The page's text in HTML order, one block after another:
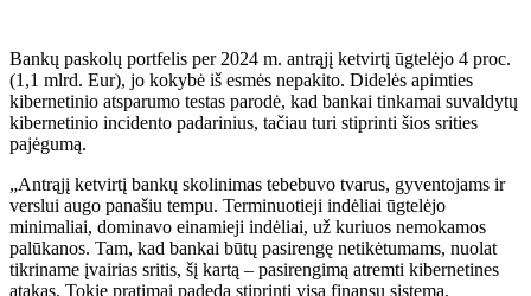
Bankų paskolų portfelis per 2024 m. antrąjį ketvirtį ūgtelėjo 4 proc.
(1,1 mlrd. Eur), jo kokybė iš esmės nepakito. Didelės apimties
kibernetinio atsparumo testas parodė, kad bankai tinkamai suvaldytų
kibernetinio incidento padarinius, tačiau turi stiprinti šios srities
pajėgumą.
„Antrąjį ketvirtį bankų skolinimas tebebuvo tvarus, gyventojams ir
verslui augo panašiu tempu. Terminuotieji indėliai ūgtelėjo
minimaliai, dominavo einamieji indėliai, už kuriuos nemokamos
palūkanos. Tam, kad bankai būtų pasirengę netikėtumams, nuolat
tikriname įvairias sritis, šį kartą – pasirengimą atremti kibernetines
atakas. Tokie pratimai padeda stiprinti visą finansų sistemą,